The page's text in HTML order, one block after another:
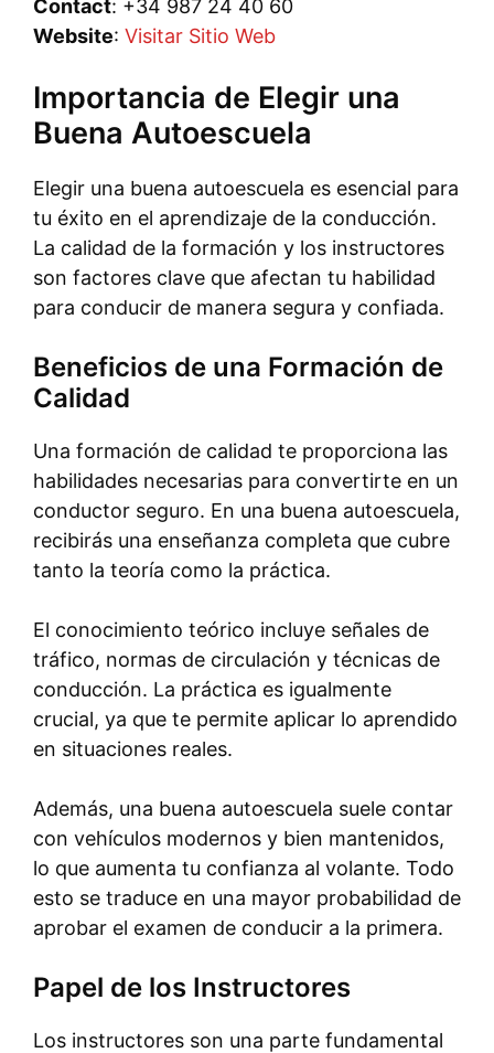
Contact: +34 987 24 40 60
Website: Visitar Sitio Web
Importancia de Elegir una
Buena Autoescuela
Elegir una buena autoescuela es esencial para
tu éxito en el aprendizaje de la conducción.
La calidad de la formación y los instructores
son factores clave que afectan tu habilidad
para conducir de manera segura y confiada.
Beneficios de una Formación de
Calidad
Una formación de calidad te proporciona las
habilidades necesarias para convertirte en un
conductor seguro. En una buena autoescuela,
recibirás una enseñanza completa que cubre
tanto la teoría como la práctica.
El conocimiento teórico incluye señales de
tráfico, normas de circulación y técnicas de
conducción. La práctica es igualmente
crucial, ya que te permite aplicar lo aprendido
en situaciones reales.
Además, una buena autoescuela suele contar
con vehículos modernos y bien mantenidos,
lo que aumenta tu confianza al volante. Todo
esto se traduce en una mayor probabilidad de
aprobar el examen de conducir a la primera.
Papel de los Instructores
Los instructores son una parte fundamental